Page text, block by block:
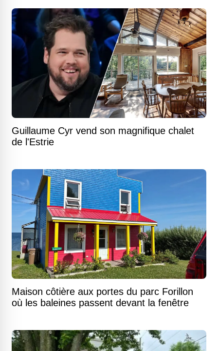
Guillaume Cyr vend son magnifique chalet
de l'Estrie
Maison côtière aux portes du parc Forillon
où les baleines passent devant la fenêtre